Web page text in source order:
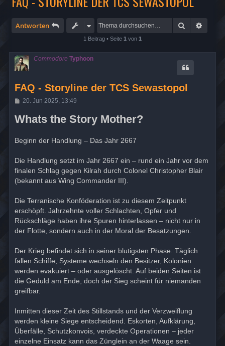
Antworten Suche
1 Beitrag • Seite 1 von 1
Commodore Typhoon
FAQ - Storyline der TCS Sewastopol
B
i
t
g
20. Jun 2025, 13:49
Whats the Story Mother?
Beginn der Handlung – Das Jahr 2667
Die Handlung setzt im Jahr 2667 ein – rund ein Jahr vor dem
finalen Schlag gegen Kilrah durch Colonel Christopher Blair
(bekannt aus Wing Commander III).
Die Terranische Konföderation ist zu diesem Zeitpunkt
erschöpft. Jahrzehnte voller Schlachten, Opfer und
Rückschläge haben ihre Spuren hinterlassen – nicht nur in
der Flotte, sondern auch in der Moral der Besatzungen.
Der Krieg befindet sich in seiner blutigsten Phase. Täglich
fallen Schiffe, Systeme wechseln den Besitzer, Kolonien
werden evakuiert – oder ausgelöscht. Auf beiden Seiten ist
die Geduld am Ende, doch der Sieg scheint für niemanden
greifbar.
Inmitten dieser Zeit des Stillstands und der Verzweiflung
werden kleine Siege entscheidend. Eskorten, Aufklärung,
Überfälle, Schutzkonvois, verdeckte Operationen – jeder
einzelne Einsatz kann das Zünglein an der Waage sein.